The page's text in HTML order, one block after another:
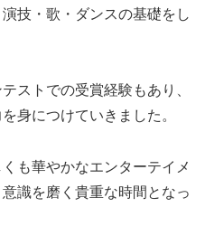
技・歌・ダンスの基礎をし
ストでの受賞経験もあり、
身につけていきました。
も華やかなエンターテイメ
識を磨く貴重な時間となっ